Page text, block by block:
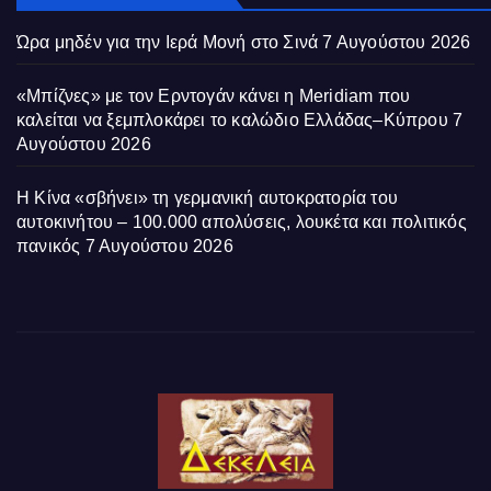
Ώρα μηδέν για την Ιερά Μονή στο Σινά 7 Αυγούστου 2026
«Μπίζνες» με τον Ερντογάν κάνει η Meridiam που
καλείται να ξεμπλοκάρει το καλώδιο Ελλάδας–Κύπρου 7
Αυγούστου 2026
Η Κίνα «σβήνει» τη γερμανική αυτοκρατορία του
αυτοκινήτου – 100.000 απολύσεις, λουκέτα και πολιτικός
πανικός 7 Αυγούστου 2026